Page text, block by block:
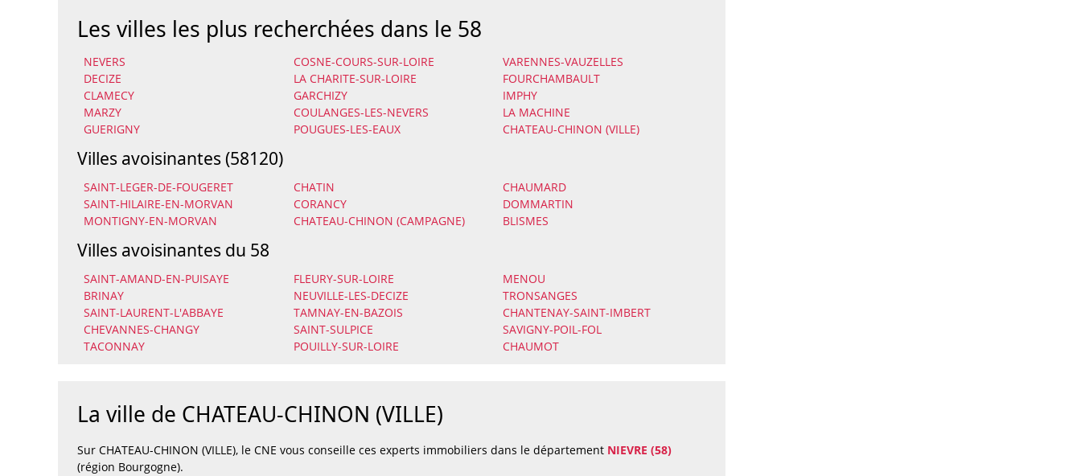
Les villes les plus recherchées dans le 58
NEVERS COSNE-COURS-SUR-LOIRE
VARENNES-VAUZELLES
DECIZE
LA CHARITE-SUR-LOIRE
FOURCHAMBAULT
CLAMECY
GARCHIZY
IMPHY
MARZY
COULANGES-LES-NEVERS
LA MACHINE
GUERIGNY
POUGUES-LES-EAUX CHATEAU-CHINON (VILLE)
Villes avoisinantes (58120)
SAINT-LEGER-DE-FOUGERET CHATIN
CHAUMARD
SAINT-HILAIRE-EN-MORVAN
CORANCY
DOMMARTIN
MONTIGNY-EN-MORVAN
CHATEAU-CHINON (CAMPAGNE) BLISMES
Villes avoisinantes du 58
SAINT-AMAND-EN-PUISAYE FLEURY-SUR-LOIRE
MENOU
BRINAY
NEUVILLE-LES-DECIZE
TRONSANGES
SAINT-LAURENT-L'ABBAYE
TAMNAY-EN-BAZOIS
CHANTENAY-SAINT-IMBERT
CHEVANNES-CHANGY
SAINT-SULPICE
SAVIGNY-POIL-FOL
TACONNAY
POUILLY-SUR-LOIRE CHAUMOT
La ville de CHATEAU-CHINON (VILLE)
Sur CHATEAU-CHINON (VILLE), le CNE vous conseille ces experts immobiliers dans le département NIEVRE (58)
(région Bourgogne).